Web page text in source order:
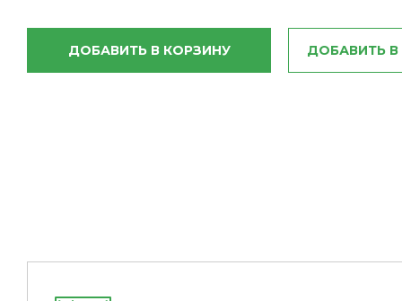
ДОБАВИТЬ В КОРЗИНУ ДОБАВИТЬ